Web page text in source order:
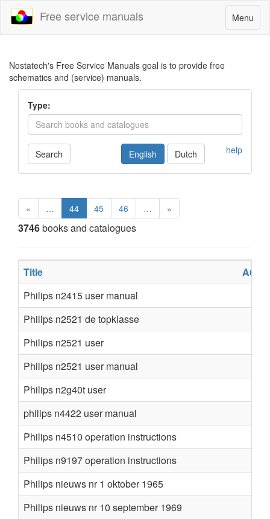
Toggle
navigation
Menu
Free service manuals
Nostatech's Free Service Manuals goal is to provide free
schematics and (service) manuals.
Type:
Search help
English Dutch
« … 44 45 46 … »
3746books and catalogues
Title
Philips n2415 user manual
Philips n2521 de topklasse
Philips n2521 user
Philips n2521 user manual
Philips n2g40t user
philips n4422 user manual
Philips n4510 operation instructions
Philips n9197 operation instructions
Philips nieuws nr 1 oktober 1965
Philips nieuws nr 10 september 1969